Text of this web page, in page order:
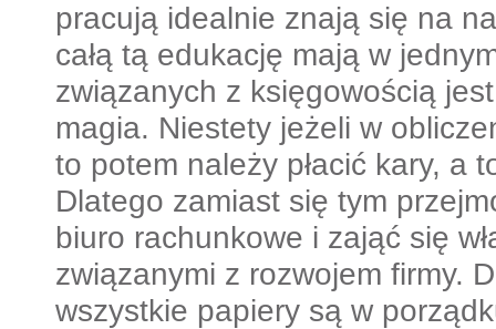
pracują idealnie znają się na
całą tą edukację mają w
związanych z księgowością
magia. Niestety jeżeli w
to potem należy płacić kary, a
Dlatego zamiast się tym
biuro rachunkowe i zająć się
związanymi z rozwojem firmy.
wszystkie papiery są w